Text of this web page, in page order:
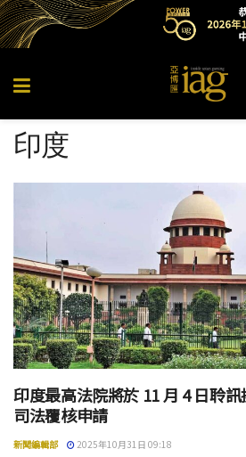
印度
印度最高法院將於 11 月 4 日聆
司法覆核申請
新聞編輯部 2025年10月31日 09:18